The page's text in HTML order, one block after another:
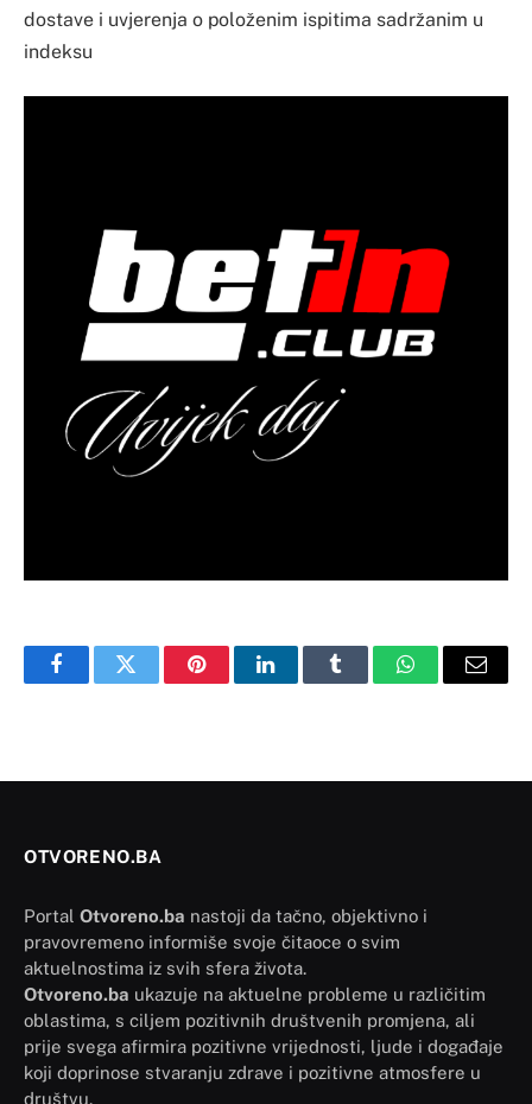
dostave i uvjerenja o položenim ispitima sadržanim u
indeksu
FacebookTwitter PinterestLinkedInTumblr WhatsAppEmail
OTVORENO.BA
Portal Otvoreno.ba nastoji da tačno, objektivno i
pravovremeno informiše svoje čitaoce o svim
aktuelnostima iz svih sfera života.
Otvoreno.ba ukazuje na aktuelne probleme u različitim
oblastima, s ciljem pozitivnih društvenih promjena, ali
prije svega afirmira pozitivne vrijednosti, ljude i događaje
koji doprinose stvaranju zdrave i pozitivne atmosfere u
društvu.